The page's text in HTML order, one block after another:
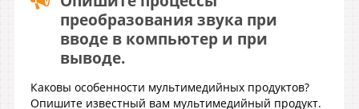
преобразования звука при
вводе в компьютер и при
выводе.
Каковы особенности мультимедийных продуктов?
Опишите известный вам мультимедийный продукт.